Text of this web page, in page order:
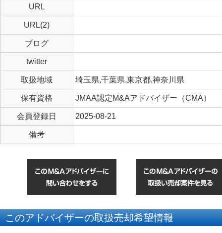
URL
URL(2)
ブログ
twitter
取扱地域 埼玉県,千葉県,東京都,神奈川県
保有資格 JMAA認定M&Aアドバイザー（CMA）
会員登録日 2025-08-21
備考
このアドバイザーの取扱売却希望情報